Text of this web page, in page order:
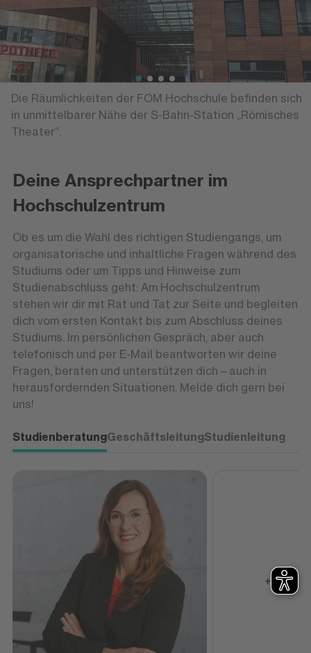
Die Räumlichkeiten der FOM Hochschule befinden sich
in unmittelbarer Nähe der S-Bahn-Station „Römisches
Theater“.
Deine Ansprechpartner im
Hochschulzentrum
Ob es um die Wahl des richtigen Studiengangs, um
organisatorische und inhaltliche Fragen während des
Studiums oder um Tipps und Hinweise zum
Studienabschluss geht: Am Hochschulzentrum
stehen wir dir mit Rat und Tat zur Seite und begleiten
dich vom ersten Kontakt bis zum Abschluss deines
Studiums. Im persönlichen Gespräch, aber auch
telefonisch und per E-Mail beantworten wir deine
Fragen, beraten und unterstützen dich – auch in
herausfordernden Situationen. Melde dich gern bei
uns!
StudienberatungGeschäftsleitungStudienleitung
+49